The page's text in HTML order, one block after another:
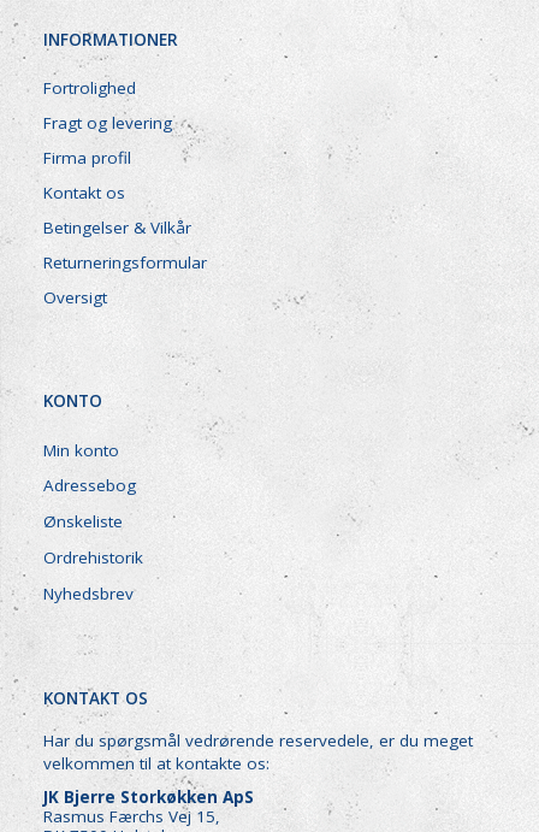
INFORMATIONER
Fortrolighed
Fragt og levering
Firma profil
Kontakt os
Betingelser & Vilkår
Returneringsformular
Oversigt
KONTO
Min konto
Adressebog
Ønskeliste
Ordrehistorik
Nyhedsbrev
KONTAKT OS
Har du spørgsmål vedrørende reservedele, er du meget
velkommen til at kontakte os:
JK Bjerre Storkøkken ApS
Rasmus Færchs Vej 15,